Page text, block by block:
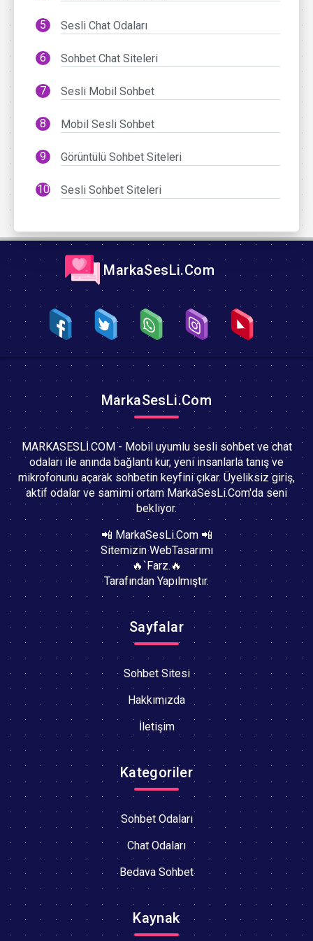
Sesli Chat Odaları
Sohbet Chat Siteleri
Sesli Mobil Sohbet
Mobil Sesli Sohbet
Görüntülü Sohbet Siteleri
Sesli Sohbet Siteleri
MarkaSesLi.Com
MarkaSesLi.Com
MARKASESLİ.COM - Mobil uyumlu sesli sohbet ve chat
odaları ile anında bağlantı kur, yeni insanlarla tanış ve
mikrofonunu açarak sohbetin keyfini çıkar. Üyeliksiz giriş,
aktif odalar ve samimi ortam MarkaSesLi.Com'da seni
bekliyor.
📲 MarkaSesLi.Com 📲
Sitemizin WebTasarımı
🔥`Farz.🔥
Tarafından Yapılmıştır.
Sayfalar
Sohbet Sitesi
Hakkımızda
İletişim
Kategoriler
Sohbet Odaları
Chat Odaları
Bedava Sohbet
Kaynak